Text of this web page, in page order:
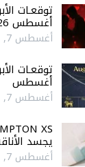
أغسطس 2026
أغسطس 7, 2026
أغسطس
أغسطس 7, 2026
يجسد
أغسطس 7, 2026